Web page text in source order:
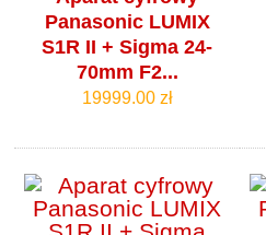
Panasonic LUMIX
S1R II + Sigma 24-
70mm F2...
19999.00 zł